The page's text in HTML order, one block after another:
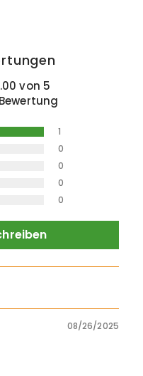
von 5
1
0
0
0
0
08/26/2025